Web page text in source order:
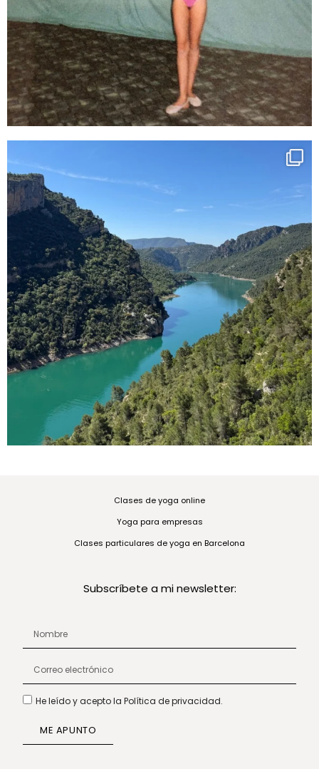
Clases de yoga online
Yoga para empresas
Clases particulares de yoga en Barcelona
Subscríbete a mi newsletter:
He leído y acepto la Política de privacidad.
ME APUNTO